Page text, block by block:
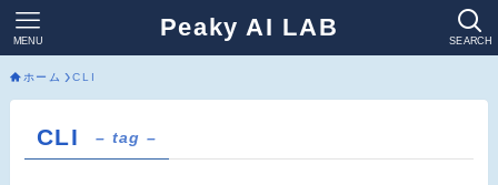
Peaky AI LAB SEARCH
MENU
ホーム CLI
CLI – tag –